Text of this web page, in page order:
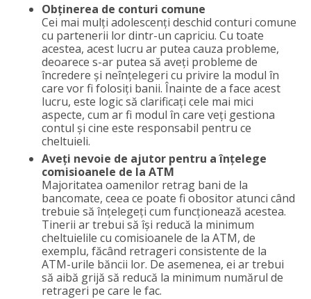
Obținerea de conturi comune
Cei mai mulți adolescenți deschid conturi comune
cu partenerii lor dintr-un capriciu. Cu toate
acestea, acest lucru ar putea cauza probleme,
deoarece s-ar putea să aveți probleme de
încredere și neînțelegeri cu privire la modul în
care vor fi folosiți banii. Înainte de a face acest
lucru, este logic să clarificați cele mai mici
aspecte, cum ar fi modul în care veți gestiona
contul și cine este responsabil pentru ce
cheltuieli.
Aveți nevoie de ajutor pentru a înțelege
comisioanele de la ATM
Majoritatea oamenilor retrag bani de la
bancomate, ceea ce poate fi obositor atunci când
trebuie să înțelegeți cum funcționează acestea.
Tinerii ar trebui să își reducă la minimum
cheltuielile cu comisioanele de la ATM, de
exemplu, făcând retrageri consistente de la
ATM-urile băncii lor. De asemenea, ei ar trebui
să aibă grijă să reducă la minimum numărul de
retrageri pe care le fac.